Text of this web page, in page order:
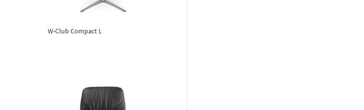
W-Club Compact L